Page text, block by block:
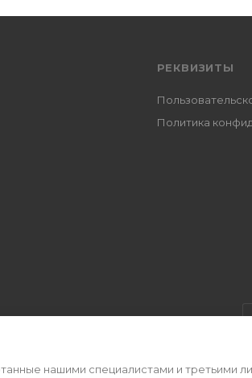
РЕКВИЗИТЫ
Политика
нашими специалистами и третьими